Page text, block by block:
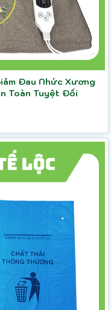
Đau Nhức Xương
Toàn Tuyệt Đối